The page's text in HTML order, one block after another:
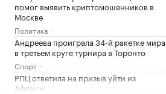
помог выявить криптомошенников в
Москве
Политика
Андреева проиграла 34-й ракетке мира
в третьем круге турнира в Торонто
Спорт
РПЦ ответила на призыв уйти из
Африки